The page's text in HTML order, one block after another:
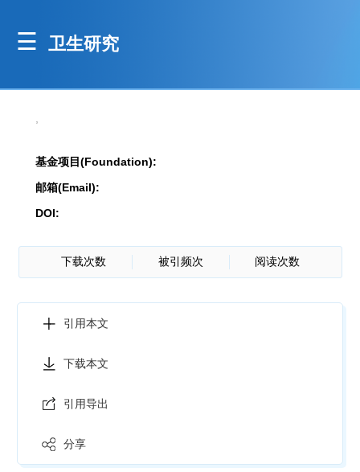
卫生研究
基金项目(Foundation):
邮箱(Email):
DOI:
下载次数 被引频次 阅读次数
引用本文
下载本文
引用导出
分享